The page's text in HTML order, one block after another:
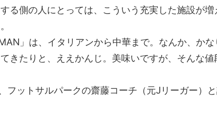
る側の人にとっては、こういう充実した施設が
」は、イタリアンから中華まで。なんか、か
きたりと、ええかんじ。美味いですが、そんな
フットサルパークの齋藤コーチ（元Jリーガー）